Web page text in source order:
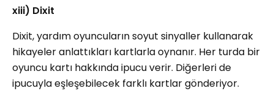
xiii) Dixit
Dixit, yardım oyuncuların soyut sinyaller kullanarak
hikayeler anlattıkları kartlarla oynanır. Her turda bir
oyuncu kartı hakkında ipucu verir. Diğerleri de
ipucuyla eşleşebilecek farklı kartlar gönderiyor.